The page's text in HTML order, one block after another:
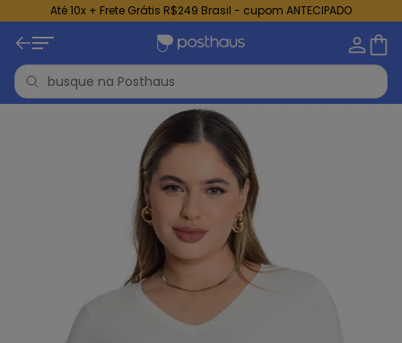
Até 10x + Frete Grátis R$249 Brasil - cupom ANTECIPADO